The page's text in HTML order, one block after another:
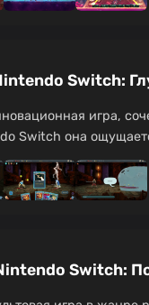
Switch:
игра,
Switch она
Switch: